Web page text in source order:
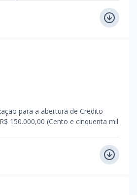
para a abertura de Credito
150.000,00 (Cento e cinquenta mil